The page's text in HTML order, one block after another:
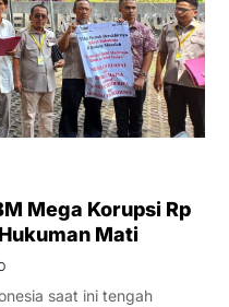
Mega Korupsi Rp
Mati
saat ini tengah